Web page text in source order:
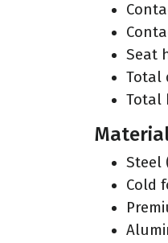
Seat
Total
Total
Steel
Cold